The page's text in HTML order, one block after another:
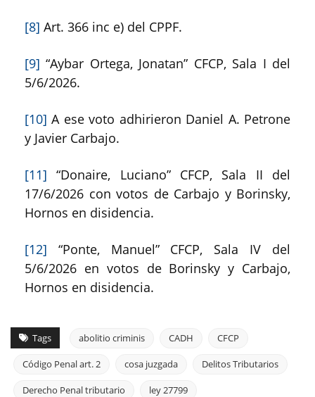
[8] Art. 366 inc e) del CPPF.
[9] “Aybar Ortega, Jonatan” CFCP, Sala I del
5/6/2026.
[10] A ese voto adhirieron Daniel A. Petrone
y Javier Carbajo.
[11] “Donaire, Luciano” CFCP, Sala II del
17/6/2026 con votos de Carbajo y Borinsky,
Hornos en disidencia.
[12] “Ponte, Manuel” CFCP, Sala IV del
5/6/2026 en votos de Borinsky y Carbajo,
Hornos en disidencia.
Tags abolitio criminis CADH CFCP
Código Penal art. 2 cosa juzgada Delitos Tributarios
Derecho Penal tributario ley 27799